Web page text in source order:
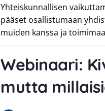
Yhteiskunnallisen
pääset osallistumaan
muiden kanssa ja
Webinaari:
mutta